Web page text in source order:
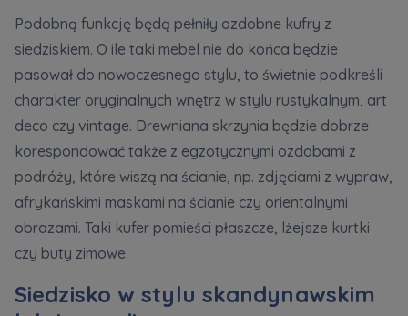
Podobną funkcję będą pełniły ozdobne kufry z
siedziskiem. O ile taki mebel nie do końca będzie
pasował do nowoczesnego stylu, to świetnie podkreśli
charakter oryginalnych wnętrz w stylu rustykalnym, art
deco czy vintage. Drewniana skrzynia będzie dobrze
korespondować także z egzotycznymi ozdobami z
podróży, które wiszą na ścianie, np. zdjęciami z wypraw,
afrykańskimi maskami na ścianie czy orientalnymi
obrazami. Taki kufer pomieści płaszcze, lżejsze kurtki
czy buty zimowe.
Siedzisko w stylu skandynawskim